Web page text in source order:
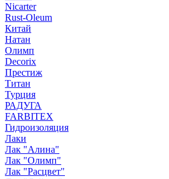
Nicarter
Rust-Oleum
Китай
Натан
Олимп
Decorix
Престиж
Титан
Турция
РАДУГА
FARBITEX
Гидроизоляция
Лаки
Лак "Алина"
Лак "Олимп"
Лак "Расцвет"